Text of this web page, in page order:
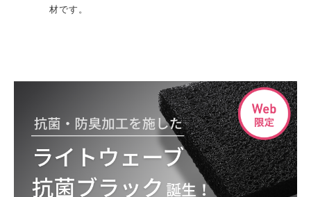
材です。